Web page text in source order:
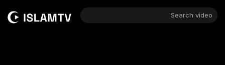
Search video